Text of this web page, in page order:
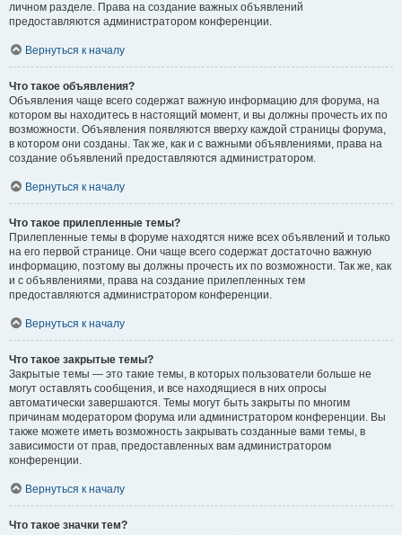
личном разделе. Права на создание важных объявлений
предоставляются администратором конференции.
Вернуться к началу
Что такое объявления?
Объявления чаще всего содержат важную информацию для форума, на
котором вы находитесь в настоящий момент, и вы должны прочесть их по
возможности. Объявления появляются вверху каждой страницы форума,
в котором они созданы. Так же, как и с важными объявлениями, права на
создание объявлений предоставляются администратором.
Вернуться к началу
Что такое прилепленные темы?
Прилепленные темы в форуме находятся ниже всех объявлений и только
на его первой странице. Они чаще всего содержат достаточно важную
информацию, поэтому вы должны прочесть их по возможности. Так же, как
и с объявлениями, права на создание прилепленных тем
предоставляются администратором конференции.
Вернуться к началу
Что такое закрытые темы?
Закрытые темы — это такие темы, в которых пользователи больше не
могут оставлять сообщения, и все находящиеся в них опросы
автоматически завершаются. Темы могут быть закрыты по многим
причинам модератором форума или администратором конференции. Вы
также можете иметь возможность закрывать созданные вами темы, в
зависимости от прав, предоставленных вам администратором
конференции.
Вернуться к началу
Что такое значки тем?